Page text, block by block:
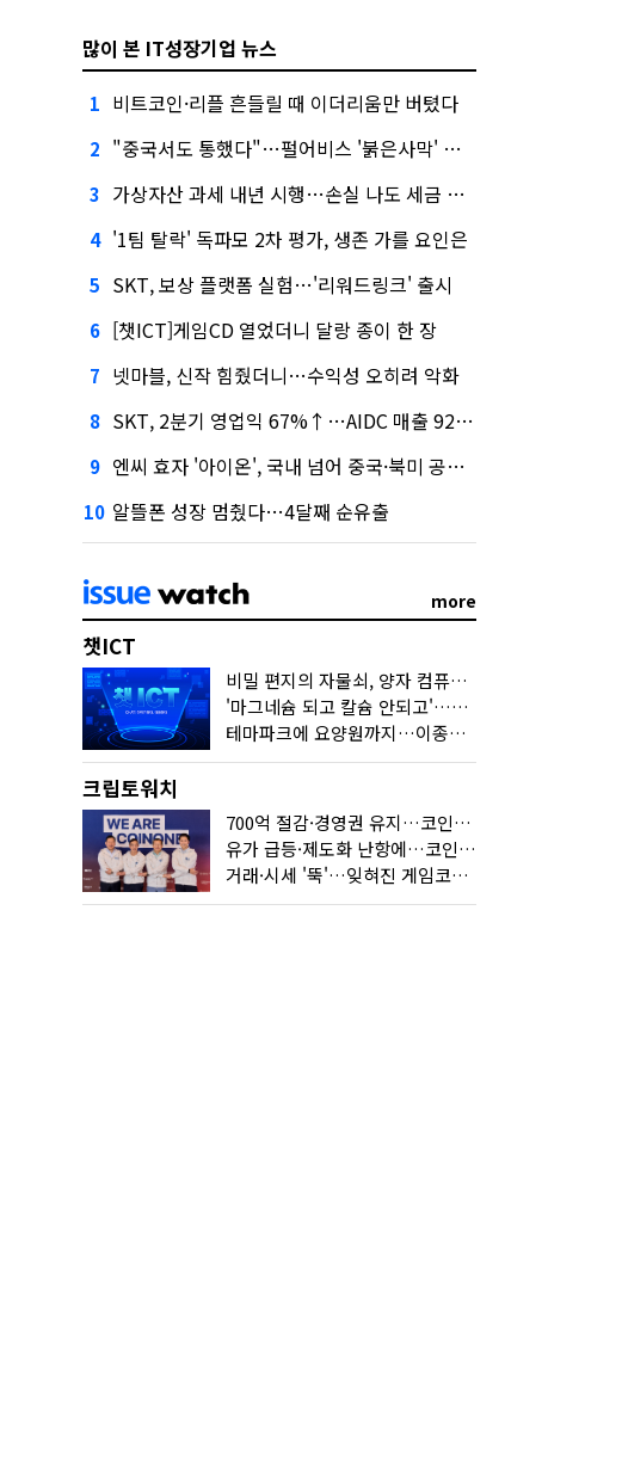
많이 본 IT성장기업 뉴스
1 비트코인·리플 흔들릴 때 이더리움만 버텼다
2 "중국서도 통했다"…펄어비스 '붉은사막' 최고 게임상
3 가상자산 과세 내년 시행…손실 나도 세금 낸다고?
4 '1팀 탈락' 독파모 2차 평가, 생존 가를 요인은
5 SKT, 보상 플랫폼 실험…'리워드링크' 출시
6 [챗ICT]게임CD 열었더니 달랑 종이 한 장
7 넷마블, 신작 힘줬더니…수익성 오히려 악화
8 SKT, 2분기 영업익 67%↑…AIDC 매출 92% 급증
9 엔씨 효자 '아이온', 국내 넘어 중국·북미 공략 나선다
10 알뜰폰 성장 멈췄다…4달째 순유출
more
챗ICT
비밀 편지의 자물쇠, 양자 컴퓨터가 연다
'마그네슘 되고 칼슘 안되고'…다음 'AI 요약' 갈 길은
테마파크에 요양원까지…이종사업 눈독 들이는 게임사
크립토워치
700억 절감·경영권 유지…코인원의 '영리한 딜'
유가 급등·제도화 난항에…코인 또 '멈칫'
거래·시세 '뚝'…잊혀진 게임코인들